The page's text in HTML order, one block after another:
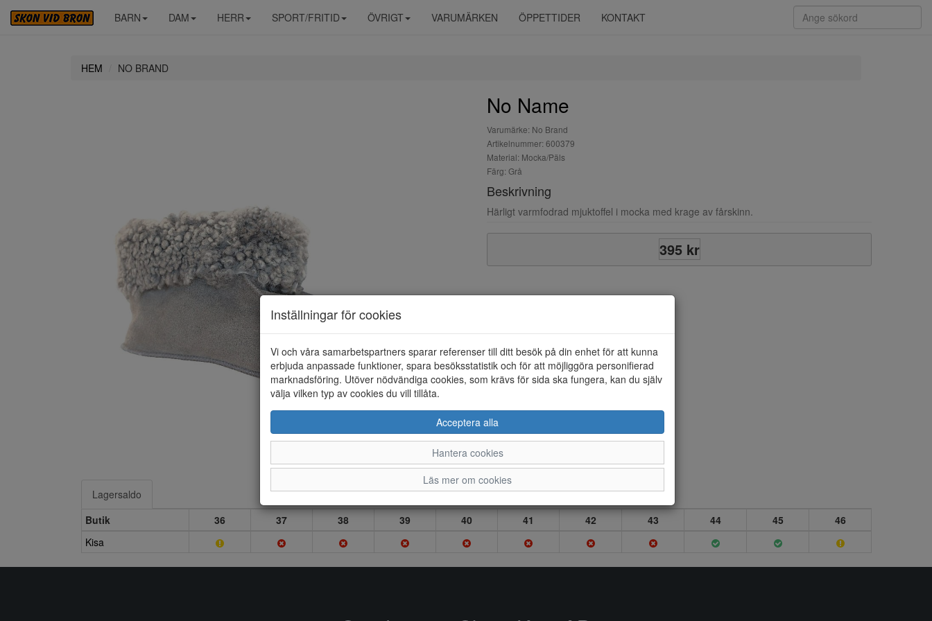
BARN DAM HERR SPORT/FRITID ÖVRIGT VARUMÄRKEN ÖPPETTIDER KONTAKT
HEM NO BRAND
No Name
Varumärke: No Brand
Artikelnummer: 600379
Material: Mocka/Päls
Färg: Grå
Beskrivning
Härligt varmfodrad mjuktoffel i mocka med krage av fårskinn.
395 kr
Lagersaldo
Butik
36 37 38 39 40 41 42 43 44 45
46
Kisa
Inställningar för cookies
Vi och våra samarbetspartners sparar referenser till ditt besök på din enhet för att kunna
erbjuda anpassade funktioner, spara besöksstatistik och för att möjliggöra personifierad
marknadsföring. Utöver nödvändiga cookies, som krävs för sida ska fungera, kan du själv
välja vilken typ av cookies du vill tillåta.
Acceptera alla
Hantera cookies
Läs mer om cookies